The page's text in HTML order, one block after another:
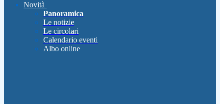
Novità
Panoramica
Le notizie
Le circolari
Calendario eventi
Albo online